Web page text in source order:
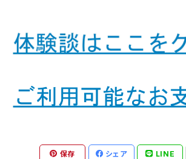
保存 シェア LINE